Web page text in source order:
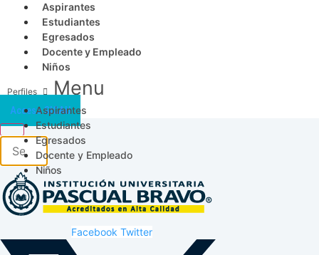
Aspirantes
Estudiantes
Egresados
Docente y Empleado
Niños
Menu
Aspirantes
Estudiantes
Egresados
Docente y Empleado
Niños
Acceso SICAU
Facebook Twitter